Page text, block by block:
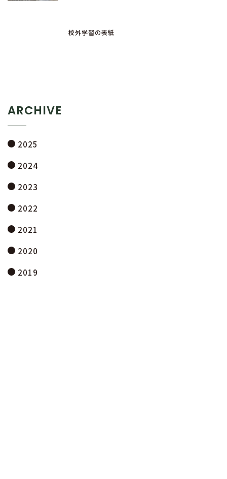
校外学習の表紙
ARCHIVE
2025
2024
2023
2022
2021
2020
2019